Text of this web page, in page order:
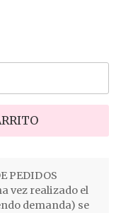
PEDIDOS
vez realizado el
demanda) se